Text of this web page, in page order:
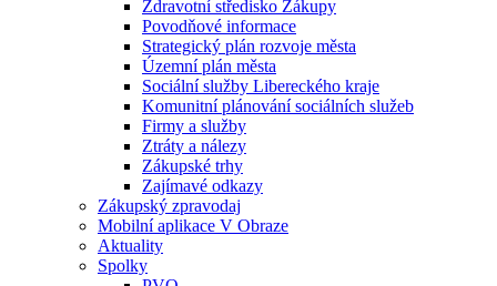
Zdravotní středisko Zákupy
Povodňové informace
Strategický plán rozvoje města
Územní plán města
Sociální služby Libereckého kraje
Komunitní plánování sociálních služeb
Firmy a služby
Ztráty a nálezy
Zákupské trhy
Zajímavé odkazy
Zákupský zpravodaj
Mobilní aplikace V Obraze
Aktuality
Spolky